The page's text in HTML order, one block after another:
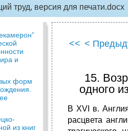
труд, версия для печати.docx
и
форм
из книг
<< <
15.
одного
В XVI в.
расцвета